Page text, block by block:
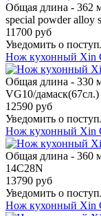
Общая длина - 362
special powder alloy
11700 руб
Уведомить о
Нож кухонный Xin
Общая длина - 330
VG10/дамаск(67сл.)
12590 руб
Уведомить о
Нож кухонный Xin
Общая длина - 360
14C28N
13790 руб
Уведомить о
Нож кухонный Xin